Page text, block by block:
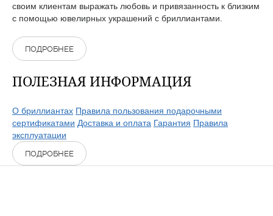
своим клиентам выражать любовь и привязанность к близким
с помощью ювелирных украшений с бриллиантами.
ПОДРОБНЕЕ
ПОЛЕЗНАЯ ИНФОРМАЦИЯ
О бриллиантах Правила пользования подарочными
сертификатами Доставка и оплата Гарантия Правила
эксплуатации
ПОДРОБНЕЕ